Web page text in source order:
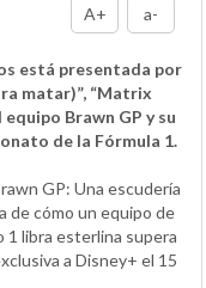
A+ a-
está presentada por
matar)”, “Matrix
Brawn GP y su
de la Fórmula 1.
GP: Una escudería
de cómo un equipo de
1 libra esterlina supera
a Disney+ el 15